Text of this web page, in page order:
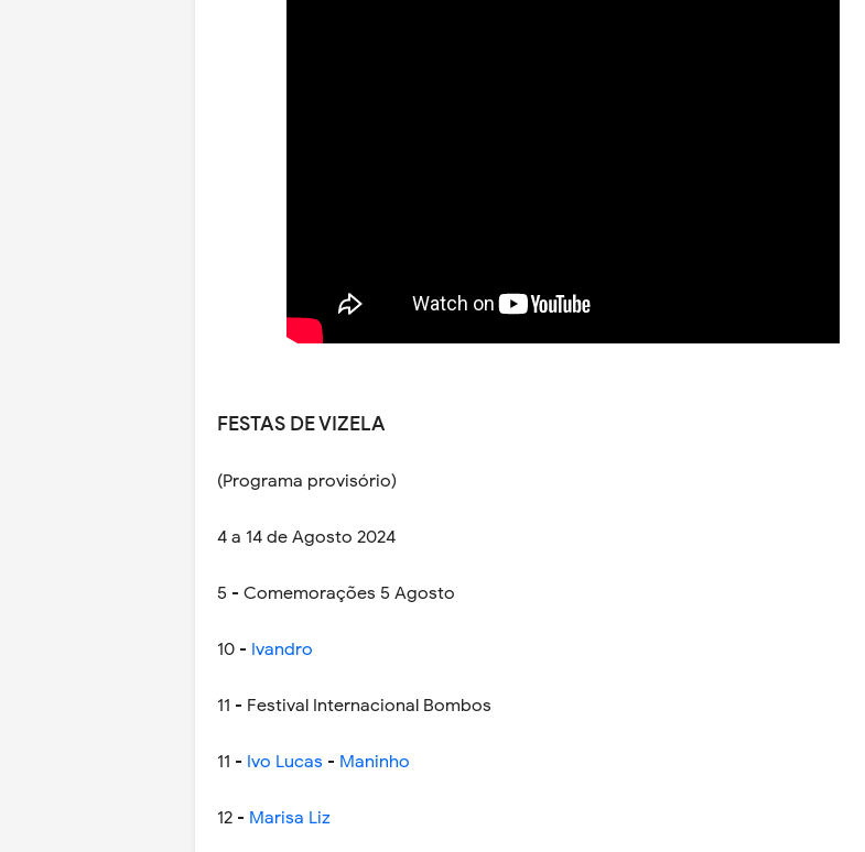
FESTAS DE VIZELA
(Programa provisório)
4 a 14 de Agosto 2024
5 - Comemorações 5 Agosto
10 - Ivandro
11 - Festival Internacional Bombos
11 - Ivo Lucas - Maninho
12 - Marisa Liz